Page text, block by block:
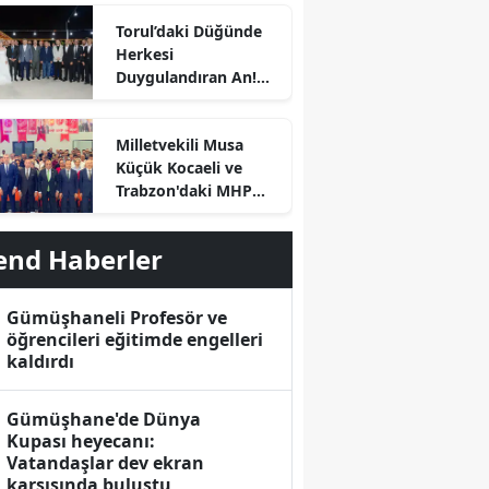
Torul’daki Düğünde
Herkesi
Duygulandıran An!
İçin Çıktı
Milletvekili Musa
Küçük Kocaeli ve
Trabzon'daki MHP
Divan Başkanlığı
Yaptı
Haberler
Gümüşhaneli Profesör ve
öğrencileri eğitimde engelleri
kaldırdı
Gümüşhane'de Dünya
Kupası heyecanı:
Vatandaşlar dev ekran